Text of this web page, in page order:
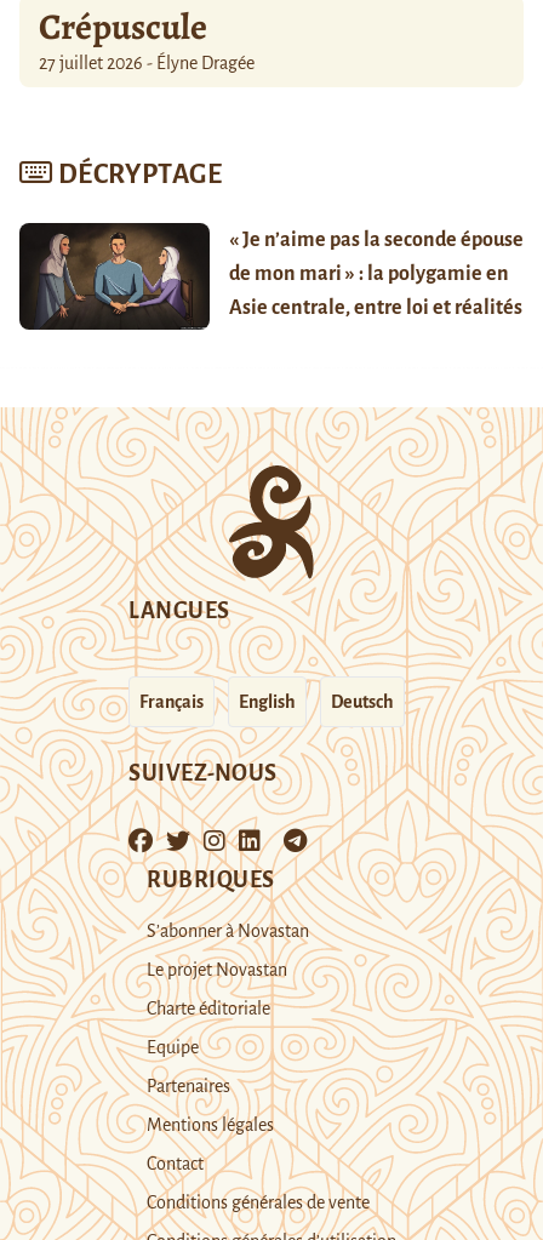
Crépuscule
27 juillet 2026 - Élyne Dragée
DÉCRYPTAGE
« Je n’aime pas la seconde épouse
de mon mari » : la polygamie en
Asie centrale, entre loi et réalités
LANGUES
Français English Deutsch
SUIVEZ-NOUS
RUBRIQUES
S’abonner à Novastan
Le projet Novastan
Charte éditoriale
Equipe
Partenaires
Mentions légales
Contact
Conditions générales de vente